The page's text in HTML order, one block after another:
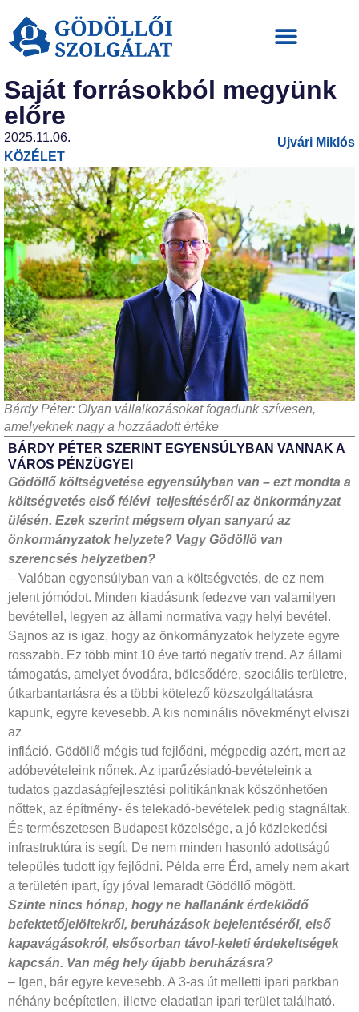
Saját forrásokból megyünk
előre
2025.11.06.
KÖZÉLET
Ujvári Miklós
Bárdy Péter: Olyan vállalkozásokat fogadunk szívesen,
amelyeknek nagy a hozzáadott értéke
BÁRDY PÉTER SZERINT EGYENSÚLYBAN VANNAK A
VÁROS PÉNZÜGYEI
Gödöllő költségvetése egyensúlyban van – ezt mondta a
költségvetés első félévi teljesítéséről az önkormányzat
ülésén. Ezek szerint mégsem olyan sanyarú az
önkormányzatok helyzete? Vagy Gödöllő van
szerencsés helyzetben?
– Valóban egyensúlyban van a költségvetés, de ez nem
jelent jómódot. Minden kiadásunk fedezve van valamilyen
bevétellel, legyen az állami normatíva vagy helyi bevétel.
Sajnos az is igaz, hogy az önkormányzatok helyzete egyre
rosszabb. Ez több mint 10 éve tartó negatív trend. Az állami
támogatás, amelyet óvodára, bölcsődére, szociális területre,
útkarbantartásra és a többi kötelező közszolgáltatásra
kapunk, egyre kevesebb. A kis nominális növekményt elviszi
az
infláció. Gödöllő mégis tud fejlődni, mégpedig azért, mert az
adóbevételeink nőnek. Az iparűzésiadó-bevételeink a
tudatos gazdaságfejlesztési politikánknak köszönhetően
nőttek, az építmény- és telekadó-bevételek pedig stagnáltak.
És természetesen Budapest közelsége, a jó közlekedési
infrastruktúra is segít. De nem minden hasonló adottságú
település tudott így fejlődni. Példa erre Érd, amely nem akart
a területén ipart, így jóval lemaradt Gödöllő mögött.
Szinte nincs hónap, hogy ne hallanánk érdeklődő
befektetőjelöltekről, beruházások bejelentéséről, első
kapavágásokról, elsősorban távol-keleti érdekeltségek
kapcsán. Van még hely újabb beruházásra?
– Igen, bár egyre kevesebb. A 3-as út melletti ipari parkban
néhány beépítetlen, illetve eladatlan ipari terület található.